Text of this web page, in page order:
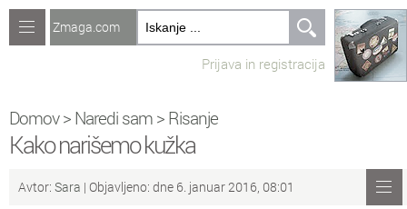
Računalništvo
Recepti
Naredi sam
Forum
Zmaga.com
Prijava in registracija
Domov> Naredi sam > Risanje
Kako narišemo kužka
Avtor: Sara | Objavljeno: dne 6. januar 2016, 08:01